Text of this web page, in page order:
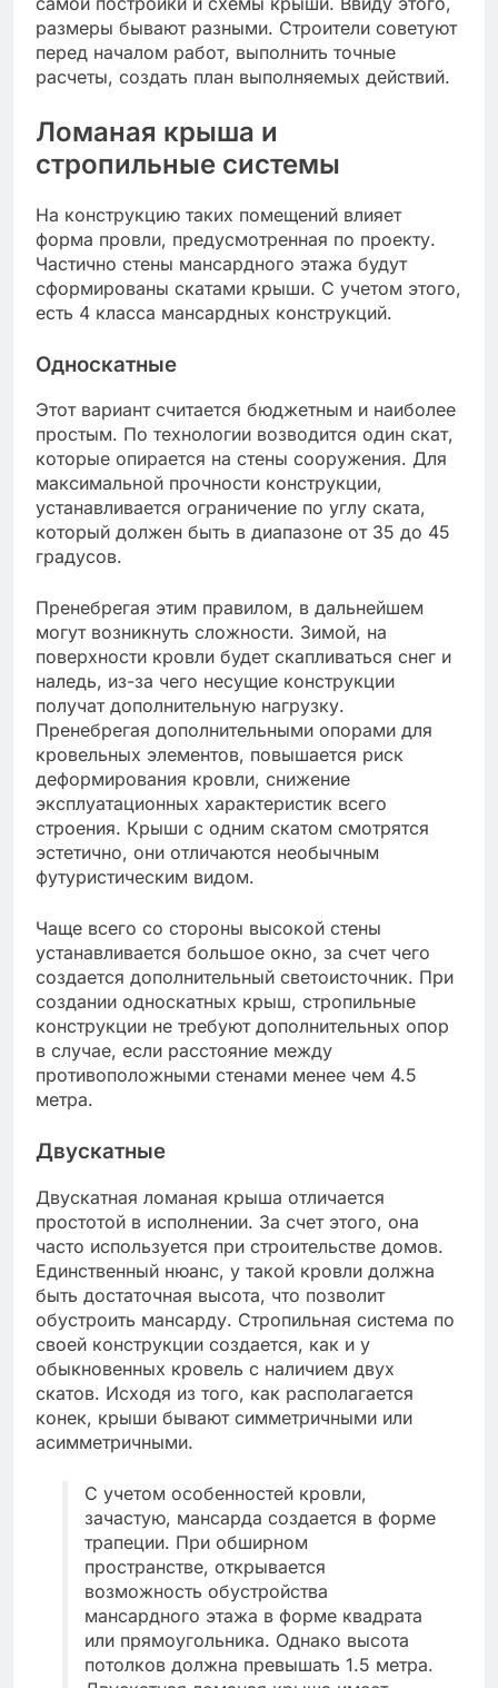
размеры бывают разными. Строители советуют
перед началом работ, выполнить точные
расчеты, создать план выполняемых действий.
Ломаная крыша и
стропильные системы
На конструкцию таких помещений влияет
форма провли, предусмотренная по проекту.
Частично стены мансардного этажа будут
сформированы скатами крыши. С учетом этого,
есть 4 класса мансардных конструкций.
Односкатные
Этот вариант считается бюджетным и наиболее
простым. По технологии возводится один скат,
которые опирается на стены сооружения. Для
максимальной прочности конструкции,
устанавливается ограничение по углу ската,
который должен быть в диапазоне от 35 до 45
градусов.
Пренебрегая этим правилом, в дальнейшем
могут возникнуть сложности. Зимой, на
поверхности кровли будет скапливаться снег и
наледь, из-за чего несущие конструкции
получат дополнительную нагрузку.
Пренебрегая дополнительными опорами для
кровельных элементов, повышается риск
деформирования кровли, снижение
эксплуатационных характеристик всего
строения. Крыши с одним скатом смотрятся
эстетично, они отличаются необычным
футуристическим видом.
Чаще всего со стороны высокой стены
устанавливается большое окно, за счет чего
создается дополнительный светоисточник. При
создании односкатных крыш, стропильные
конструкции не требуют дополнительных опор
в случае, если расстояние между
противоположными стенами менее чем 4.5
метра.
Двускатные
Двускатная ломаная крыша отличается
простотой в исполнении. За счет этого, она
часто используется при строительстве домов.
Единственный нюанс, у такой кровли должна
быть достаточная высота, что позволит
обустроить мансарду. Стропильная система по
своей конструкции создается, как и у
обыкновенных кровель с наличием двух
скатов. Исходя из того, как располагается
конек, крыши бывают симметричными или
асимметричными.
С учетом особенностей кровли,
зачастую, мансарда создается в форме
трапеции. При обширном
пространстве, открывается
возможность обустройства
мансардного этажа в форме квадрата
или прямоугольника. Однако высота
потолков должна превышать 1.5 метра.